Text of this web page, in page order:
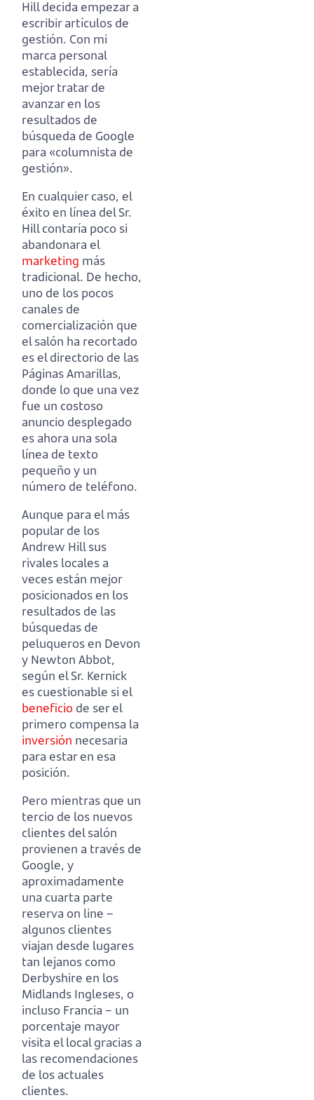
Hill decida empezar a
escribir artículos de
gestión. Con mi
marca personal
establecida, sería
mejor tratar de
avanzar en los
resultados de
búsqueda de Google
para «columnista de
gestión».
En cualquier caso, el
éxito en línea del Sr.
Hill contaría poco si
abandonara el
marketing más
tradicional. De hecho,
uno de los pocos
canales de
comercialización que
el salón ha recortado
es el directorio de las
Páginas Amarillas,
donde lo que una vez
fue un costoso
anuncio desplegado
es ahora una sola
línea de texto
pequeño y un
número de teléfono.
Aunque para el más
popular de los
Andrew Hill sus
rivales locales a
veces están mejor
posicionados en los
resultados de las
búsquedas de
peluqueros en Devon
y Newton Abbot,
según el Sr. Kernick
es cuestionable si el
beneficio de ser el
primero compensa la
inversión necesaria
para estar en esa
posición.
Pero mientras que un
tercio de los nuevos
clientes del salón
provienen a través de
Google, y
aproximadamente
una cuarta parte
reserva on line –
algunos clientes
viajan desde lugares
tan lejanos como
Derbyshire en los
Midlands Ingleses, o
incluso Francia – un
porcentaje mayor
visita el local gracias a
las recomendaciones
de los actuales
clientes.